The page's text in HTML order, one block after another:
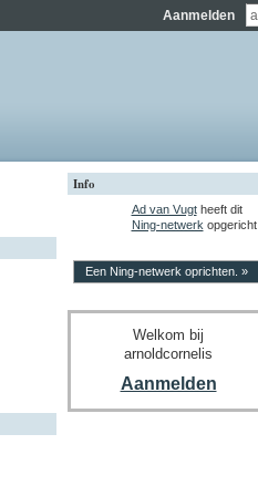
Aanmelden
Info
Ad van Vugtheeft dit
Ning-netwerk opgericht.
Een Ning-netwerk oprichten. »
Welkom bij
arnoldcornelis
Aanmelden